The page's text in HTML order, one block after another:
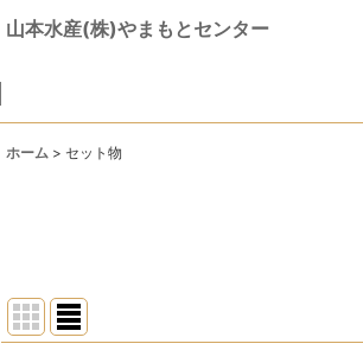
山本水産(株)やまもとセンター
ホーム > セット物